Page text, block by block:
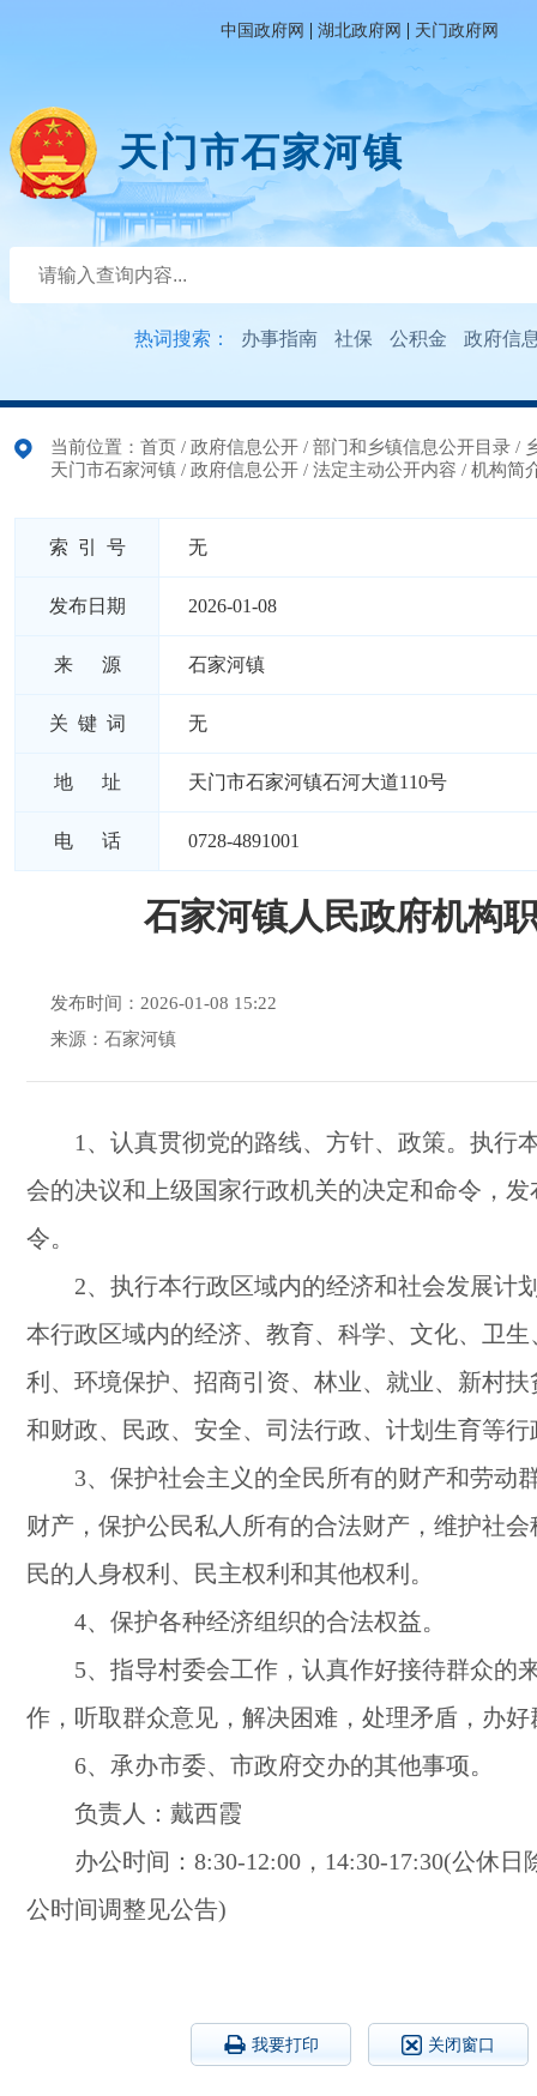
中国政府网 | 湖北政府网 | 天门政府网
天门市石家河镇
热词搜索： 办事指南 社保 公积金 政府信
当前位置： 首页 / 政府信息公开 / 部门和乡镇信息公开目录 /
天门市石家河镇 / 政府信息公开 / 法定主动公开内容 / 机构简
索 引 号 无
发布日期 2026-01-08
来 源 石家河镇
关 键 词 无
地 址 天门市石家河镇石河大道110号
电 话 0728-4891001
石家河镇人民政府机构
发布时间：2026-01-08 15:22
来源：石家河镇
1、认真贯彻党的路线、方针、政策。执行
会的决议和上级国家行政机关的决定和命令，发
令。
2、执行本行政区域内的经济和社会发展计
本行政区域内的经济、教育、科学、文化、卫生
利、环境保护、招商引资、林业、就业、新村
和财政、民政、安全、司法行政、计划生育等行
3、保护社会主义的全民所有的财产和劳动
财产，保护公民私人所有的合法财产，维护社
民的人身权利、民主权利和其他权利。
4、保护各种经济组织的合法权益。
5、指导村委会工作，认真作好接待群众的
作，听取群众意见，解决困难，处理矛盾，办好
6、承办市委、市政府交办的其他事项。
负责人：戴西霞
办公时间：8:30-12:00，14:30-17:30(公休日
公时间调整见公告)
我要打印 关闭窗口